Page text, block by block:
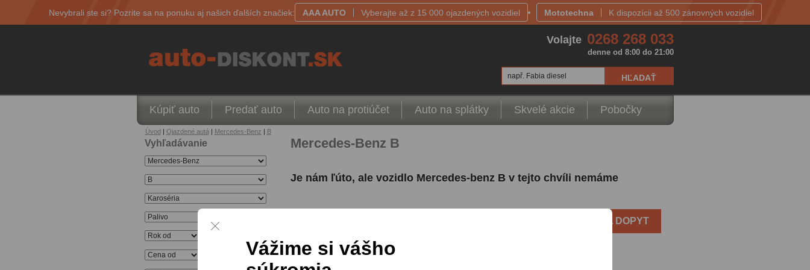
Nevybrali ste si? Pozrite sa na ponuku aj našich ďalších značiek: AAA AUTO Vyberajte až z 15 000 ojazdených vozidiel Mototechna K dispozícii až 500 zánovných vozidiel
Úvod| Ojazdené autá | Mercedes-Benz | B
0
např. Fabia diesel
Vyhľadávanie Mercedes-Benz B
Je nám ľúto, ale vozidlo Mercedes-benz B v tejto chvíli nemáme
FORMULÁR NA DOPYT
Kúpiť auto Predať auto Auto na protiúčet Auto na splátky Skvelé akcie Pobočky
Volajte 0268 268 033
denne od 8:00 do 21:00
Vážime si vášho